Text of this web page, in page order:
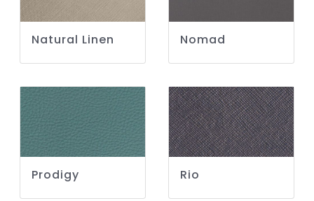
Natural Linen Nomad
Prodigy Rio